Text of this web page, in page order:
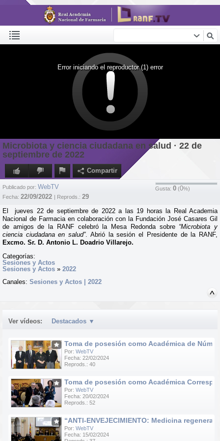
Error iniciando el reproductor (1) error
Microbiota y ciencia ciudadana en salud · 22 de
septiembre de 2022
Compartir
Gusta: 0 (0%)
Publicado por: WebTV
Fecha: 22/09/2022 | Reprods.: 29
El jueves 22 de septiembre de 2022 a las 19 horas la Real Academia
Nacional de Farmacia en colaboración con la Fundación José Casares Gil
de amigos de la RANF celebró la Mesa Redonda sobre “Microbiota y
ciencia ciudadana en salud”. Abrió la sesión el Presidente de la RANF,
Excmo. Sr. D. Antonio L. Doadrio Villarejo.
Categorías:
Sesiones y Actos
Sesiones y Actos » 2022
Canales: Sesiones y Actos | 2022
Ver vídeos: Destacados ▼
Toma de posesión como Académica de
Por: WebTV
Fecha: 22/02/2024
Reprods.: 40
Toma de posesión como Académica
Por: WebTV
Fecha: 20/02/2024
Reprods.: 52
“ANTI-ENVEJECIMIENTO: Medicina
Por: WebTV
Fecha: 15/02/2024